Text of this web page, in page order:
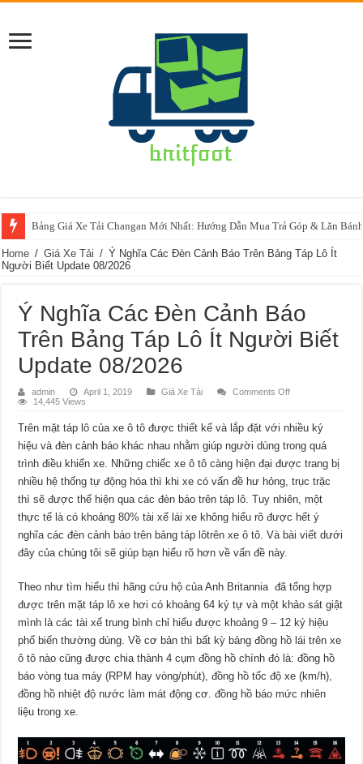
Bảng Giá Xe Tải Changan Mới Nhất: Hướng Dẫn Mua Trả Góp & Lăn
Home / Giá Xe Tải / Ý Nghĩa Các Đèn Cảnh Báo Trên Bảng Táp Lô Ít
Người Biết Update 08/2026
Ý Nghĩa Các Đèn Cảnh Báo
Trên Bảng Táp Lô Ít Người Biết
Update 08/2026
admin April 1, 2019 Giá Xe Tải Comments Offon
Đèn
Báo
Trên
Bảng
Táp
Lô
Ít
Người
Biết
08/2026
14,445 Views
Trên mặt táp lô của xe ô tô được thiết kế và lắp đặt với nhiều ký
hiệu và đèn cảnh báo khác nhau nhằm giúp người dùng trong quá
trình điều khiển xe. Những chiếc xe ô tô càng hiện đại được trang bị
nhiều hệ thống tự động hóa thì khi xe có vấn đề hư hỏng, trục trặc
thì sẽ được thể hiện qua các đèn báo trên táp lô. Tuy nhiên, một
thực tế là có khoảng 80% tài xế lái xe không hiểu rõ được hết ý
nghĩa các đèn cảnh báo trên bảng táp lôtrên xe ô tô. Và bài viết dưới
đây của chúng tôi sẽ giúp bạn hiểu rõ hơn về vấn đề này.
Theo như tìm hiểu thì hãng cứu hộ của Anh Britannia đã tổng hợp
được trên mặt táp lô xe hơi có khoảng 64 ký tự và một khảo sát giật
mình là các tài xế trung bình chỉ hiểu được khoảng 9 – 12 ký hiệu
phổ biến thường dùng. Về cơ bản thì bất kỳ bảng đồng hồ lái trên xe
ô tô nào cũng được chia thành 4 cụm đồng hồ chính đó là: đồng hồ
báo vòng tua máy (RPM hay vòng/phút), đồng hồ tốc độ xe (km/h),
đồng hồ nhiệt độ nước làm mát động cơ. đồng hồ báo mức nhiên
liệu trong xe.